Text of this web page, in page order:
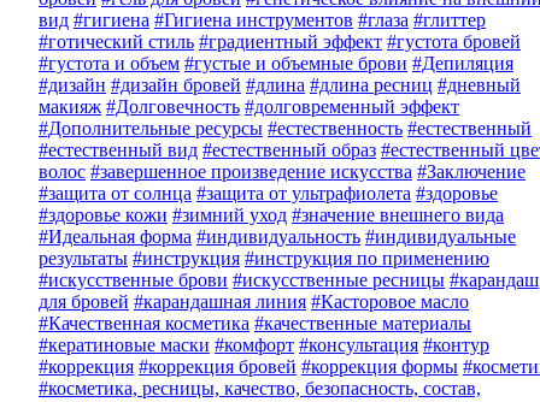
вид #гигиена #Гигиена инструментов #глаза #глиттер
#готический стиль #градиентный эффект #густота бровей
#густота и объем #густые и объемные брови #Депиляция
#дизайн #дизайн бровей #длина #длина ресниц #дневный
макияж #Долговечность #долговременный эффект
#Дополнительные ресурсы #естественность #естественный
#естественный вид #естественный образ #естественный
волос #завершенное произведение искусства #Заключение
#защита от солнца #защита от ультрафиолета #здоровье
#здоровье кожи #зимний уход #значение внешнего вида
#Идеальная форма #индивидуальность #индивидуальные
результаты #инструкция #инструкция по применению
#искусственные брови #искусственные ресницы #карандаш
для бровей #карандашная линия #Касторовое масло
#Качественная косметика #качественные материалы
#кератиновые маски #комфорт #консультация #контур
#коррекция #коррекция бровей #коррекция формы
#косметика, ресницы, качество, безопасность, состав,